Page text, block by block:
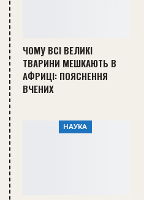
ЧОМУ ВСІ ВЕЛИКІ
ТВАРИНИ МЕШКАЮТЬ В
АФРИЦІ: ПОЯСНЕННЯ
ВЧЕНИХ
НАУКА